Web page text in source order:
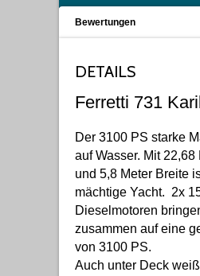
Bewertungen
DETAILS
Ferretti 731
Der 3100 PS starke
auf Wasser. Mit 22,68
und 5,8 Meter Breite
mächtige Yacht. 2x
Dieselmotoren
zusammen auf eine
von 3100 PS.
Auch unter Deck